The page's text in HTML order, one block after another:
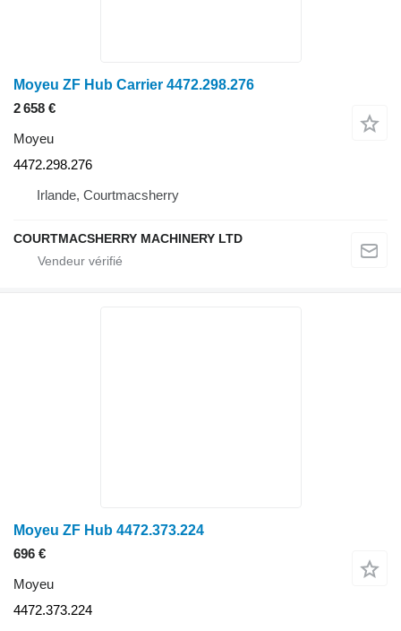
Moyeu ZF Hub Carrier 4472.298.276
2 658 €
Moyeu
4472.298.276
Irlande, Courtmacsherry
COURTMACSHERRY MACHINERY LTD
Moyeu ZF Hub 4472.373.224
696 €
Moyeu
4472.373.224